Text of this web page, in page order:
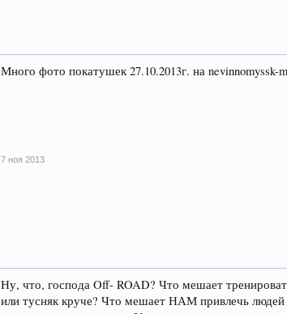
Много фото покатушек 27.10.2013г. на nevinnomyssk-
7 ноя 2013
Ну, что, господа Off- ROAD? Что мешает
или тусняк круче? Что мешает НАМ привлечь